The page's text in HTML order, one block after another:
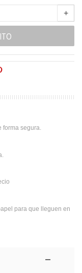
+
forma segura.
para que lleguen en